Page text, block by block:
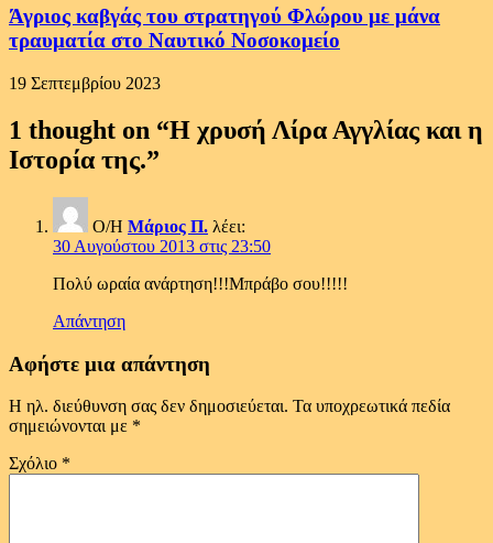
Άγριος καβγάς του στρατηγού Φλώρου με μάνα
τραυματία στο Ναυτικό Νοσοκομείο
19 Σεπτεμβρίου 2023
1 thought on “Η χρυσή Λίρα Αγγλίας και η
Ιστορία της.”
Ο/Η Μάριος Π. λέει:
30 Αυγούστου 2013 στις 23:50
Πολύ ωραία ανάρτηση!!!Μπράβο σου!!!!!
Απάντηση
Αφήστε μια απάντηση
Η ηλ. διεύθυνση σας δεν δημοσιεύεται. Τα υποχρεωτικά πεδία
σημειώνονται με *
Σχόλιο *